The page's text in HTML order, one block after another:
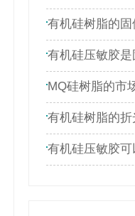
有机硅树脂的固体含
有机硅压敏胶是固体
MQ硅树脂的市场前
有机硅树脂的折光率如
有机硅压敏胶可以